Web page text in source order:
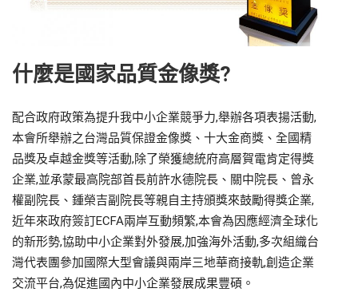
什麼是國家品質金像獎?
配合政府政策為提升我中小企業競爭力,舉辦各項表揚活動,
本會所舉辦之台灣品質保證金像獎、十大金商獎、全國精
品獎及卓越金獎等活動,除了榮獲總統府高層賀電肯定得獎
企業,並承蒙最高院部首長前許水德院長、關中院長、曾永
權副院長、鍾榮吉副院長等親自主持頒獎來鼓勵得獎企業,
近年來政府簽訂ECFA兩岸互動頻繁,本會為因應經濟全球化
的新形勢,協助中小企業對外發展,加強海外活動,多次組織台
灣代表團參加國際大型會議與兩岸三地華商接軌,創造企業
交流平台,為促進國內中小企業發展成果豐碩。